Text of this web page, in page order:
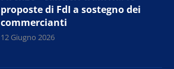
proposte di FdI a sostegno dei
commercianti
12 Giugno 2026